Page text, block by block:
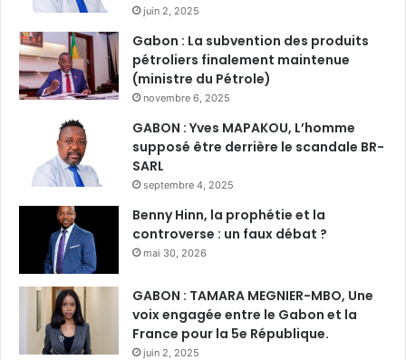
juin 2, 2025
Gabon : La subvention des produits
pétroliers finalement maintenue
(ministre du Pétrole)
novembre 6, 2025
GABON : Yves MAPAKOU, L’homme
supposé être derrière le scandale BR-
SARL
septembre 4, 2025
Benny Hinn, la prophétie et la
controverse : un faux débat ?
mai 30, 2026
GABON : TAMARA MEGNIER-MBO, Une
voix engagée entre le Gabon et la
France pour la 5e République.
juin 2, 2025